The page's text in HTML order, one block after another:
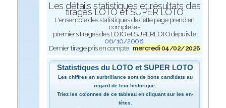
Les détails statistiques et résultats des
tirages LOTO et SUPER LOTO
L'ensemble des statistiques de cette page prend en
compte les
premiers tirages des LOTO et SUPERLOTO depuis le
06/10/2008.
Dernier tirage pris en compte :mercredi 04/02/2026
Statistiques du LOTO et SUPER LOTO
Les chiffres en surbrillance sont de bons candidats au
regard de leur historique.
Triez les colonnes de ce tableau en cliquant sur les en-
têtes.